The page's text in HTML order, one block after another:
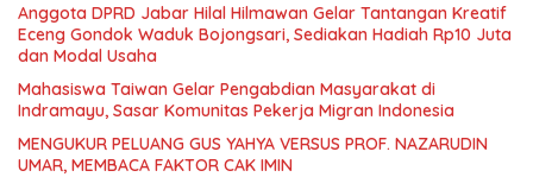
Anggota DPRD Jabar Hilal Hilmawan Gelar Tantangan Kreatif
Eceng Gondok Waduk Bojongsari, Sediakan Hadiah Rp10 Juta
dan Modal Usaha
Mahasiswa Taiwan Gelar Pengabdian Masyarakat di
Indramayu, Sasar Komunitas Pekerja Migran Indonesia
MENGUKUR PELUANG GUS YAHYA VERSUS PROF. NAZARUDIN
UMAR, MEMBACA FAKTOR CAK IMIN